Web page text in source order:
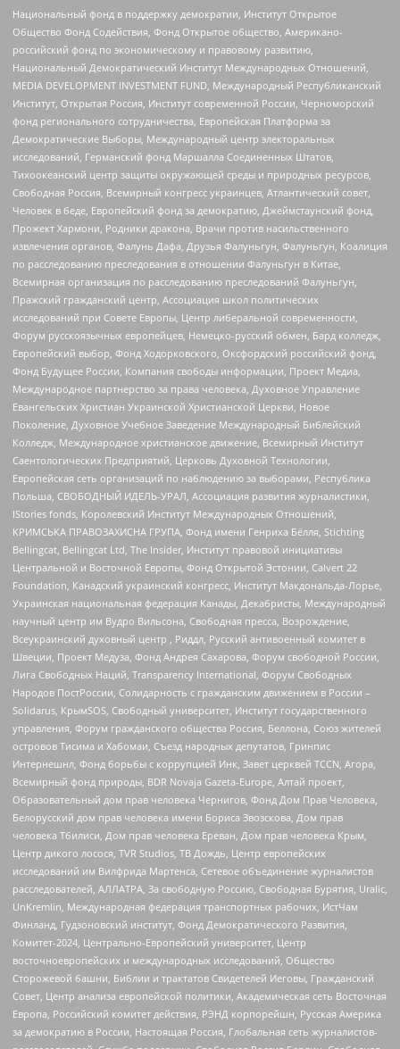
Национальный фонд в поддержку демократии, Институт Открытое
Общество Фонд Содействия, Фонд Открытое общество, Американо-
российский фонд по экономическому и правовому развитию,
Национальный Демократический Институт Международных Отношений,
MEDIA DEVELOPMENT INVESTMENT FUND, Международный Республиканский
Институт, Открытая Россия, Институт современной России, Черноморский
фонд регионального сотрудничества, Европейская Платформа за
Демократические Выборы, Международный центр электоральных
исследований, Германский фонд Маршалла Соединенных Штатов,
Тихоокеанский центр защиты окружающей среды и природных ресурсов,
Свободная Россия, Всемирный конгресс украинцев, Атлантический совет,
Человек в беде, Европейский фонд за демократию, Джеймстаунский фонд,
Прожект Хармони, Родники дракона, Врачи против насильственного
извлечения органов, Фалунь Дафа, Друзья Фалуньгун, Фалуньгун, Коалиция
по расследованию преследования в отношении Фалуньгун в Китае,
Всемирная организация по расследованию преследований Фалуньгун,
Пражский гражданский центр, Ассоциация школ политических
исследований при Совете Европы, Центр либеральной современности,
Форум русскоязычных европейцев, Немецко-русский обмен, Бард колледж,
Европейский выбор, Фонд Ходорковского, Оксфордский российский фонд,
Фонд Будущее России, Компания свободы информации, Проект Медиа,
Международное партнерство за права человека, Духовное Управление
Евангельских Христиан Украинской Христианской Церкви, Новое
Поколение, Духовное Учебное Заведение Международный Библейский
Колледж, Международное христианское движение, Всемирный Институт
Саентологических Предприятий, Церковь Духовной Технологии,
Европейская сеть организаций по наблюдению за выборами, Республика
Польша, СВОБОДНЫЙ ИДЕЛЬ-УРАЛ, Ассоциация развития журналистики,
IStories fonds, Королевский Институт Международных Отношений,
КРИМСЬКА ПРАВОЗАХИСНА ГРУПА, Фонд имени Генриха Бёлля, Stichting
Bellingcat, Bellingcat Ltd, The Insider, Институт правовой инициативы
Центральной и Восточной Европы, Фонд Открытой Эстонии, Calvert 22
Foundation, Канадский украинский конгресс, Институт Макдональда-Лорье,
Украинская национальная федерация Канады, Декабристы, Международный
научный центр им Вудро Вильсона, Свободная пресса, Возрождение,
Всеукраинский духовный центр , Риддл, Русский антивоенный комитет в
Швеции, Проект Медуза, Фонд Андрея Сахарова, Форум свободной России,
Лига Свободных Наций, Transparеncy International, Форум Свободных
Народов ПостРоссии, Солидарность с гражданским движением в России –
Solidarus, КрымSOS, Свободный университет, Институт государственного
управления, Форум гражданского общества Россия, Беллона, Союз жителей
островов Тисима и Хабомаи, Съезд народных депутатов, Гринпис
Интернешнл, Фонд борьбы с коррупцией Инк, Завет церквей TCCN, Агора,
Всемирный фонд природы, BDR Novaja Gazeta-Europe, Алтай проект,
Образовательный дом прав человека Чернигов, Фонд Дом Прав Человека,
Белорусский дом прав человека имени Бориса Звозскова, Дом прав
человека Тбилиси, Дом прав человека Ереван, Дом прав человека Крым,
Центр дикого лосося, TVR Studios, ТВ Дождь, Центр европейских
исследований им Вилфрида Мартенса, Сетевое объединение журналистов
расследователей, АЛЛАТРА, За свободную Россию, Свободная Бурятия, Uralic,
UnKremlin, Международная федерация транспортных рабочих, ИстЧам
Финланд, Гудзоновский институт, Фонд Демократического Развития,
Комитет-2024, Центрально-Европейский университет, Центр
восточноевропейских и международных исследований, Общество
Сторожевой башни, Библии и трактатов Свидетелей Иеговы, Гражданский
Совет, Центр анализа европейской политики, Академическая сеть Восточная
Европа, Российский комитет действия, РЭНД корпорейшн, Русская Америка
за демократию в России, Настоящая Россия, Глобальная сеть журналистов-